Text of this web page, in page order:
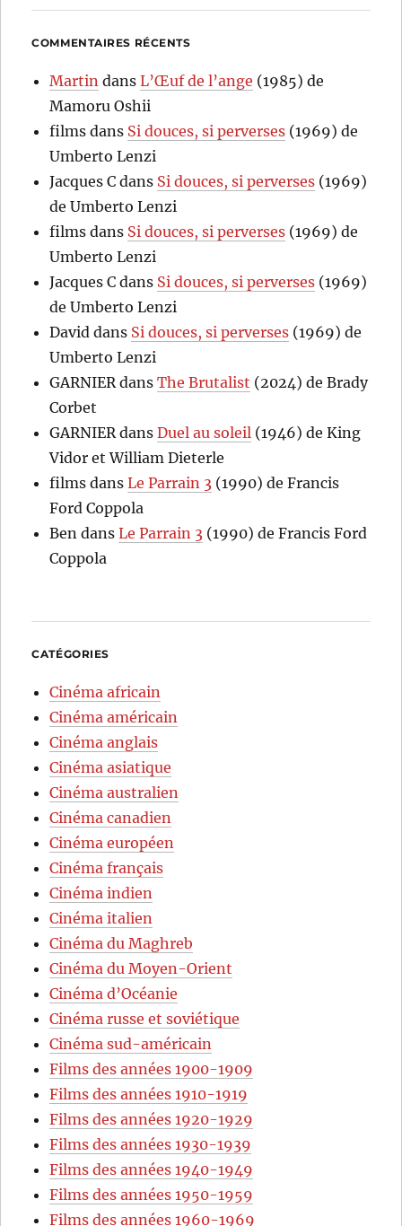
COMMENTAIRES RÉCENTS
Martin dansL’Œuf de l’ange (1985) de
Mamoru Oshii
films dans Si douces, si perverses (1969) de
Umberto Lenzi
Jacques C dans Si douces, si perverses (1969)
de Umberto Lenzi
films dans Si douces, si perverses (1969) de
Umberto Lenzi
Jacques C dans Si douces, si perverses (1969)
de Umberto Lenzi
David dans Si douces, si perverses (1969) de
Umberto Lenzi
GARNIERdansThe Brutalist (2024) de Brady
Corbet
GARNIERdansDuel au soleil (1946) de King
Vidor et William Dieterle
films dansLe Parrain 3 (1990) de Francis
Ford Coppola
Ben dansLe Parrain 3 (1990) de Francis Ford
Coppola
CATÉGORIES
Cinéma africain
Cinéma américain
Cinéma anglais
Cinéma asiatique
Cinéma australien
Cinéma canadien
Cinéma européen
Cinéma français
Cinéma indien
Cinéma italien
Cinéma du Maghreb
Cinéma du Moyen-Orient
Cinéma d’Océanie
Cinéma russe et soviétique
Cinéma sud-américain
Films des années 1900-1909
Films des années 1910-1919
Films des années 1920-1929
Films des années 1930-1939
Films des années 1940-1949
Films des années 1950-1959
Films des années 1960-1969